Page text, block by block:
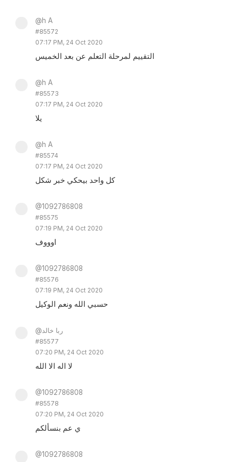
@h A
#85572
07:17 PM, 24 Oct 2020
التقييم لمرحلة التعلم عن بعد الخميس
@h A
#85573
07:17 PM, 24 Oct 2020
يلا
@h A
#85574
07:17 PM, 24 Oct 2020
كل واحد بيحكي خبر شكل
@1092786808
#85575
07:19 PM, 24 Oct 2020
اوووف
@1092786808
#85576
07:19 PM, 24 Oct 2020
حسبي الله ونعم الوكيل
@ربا خالد
#85577
07:20 PM, 24 Oct 2020
لا اله الا الله
@1092786808
#85578
07:20 PM, 24 Oct 2020
ي عم بنسألكم
@1092786808